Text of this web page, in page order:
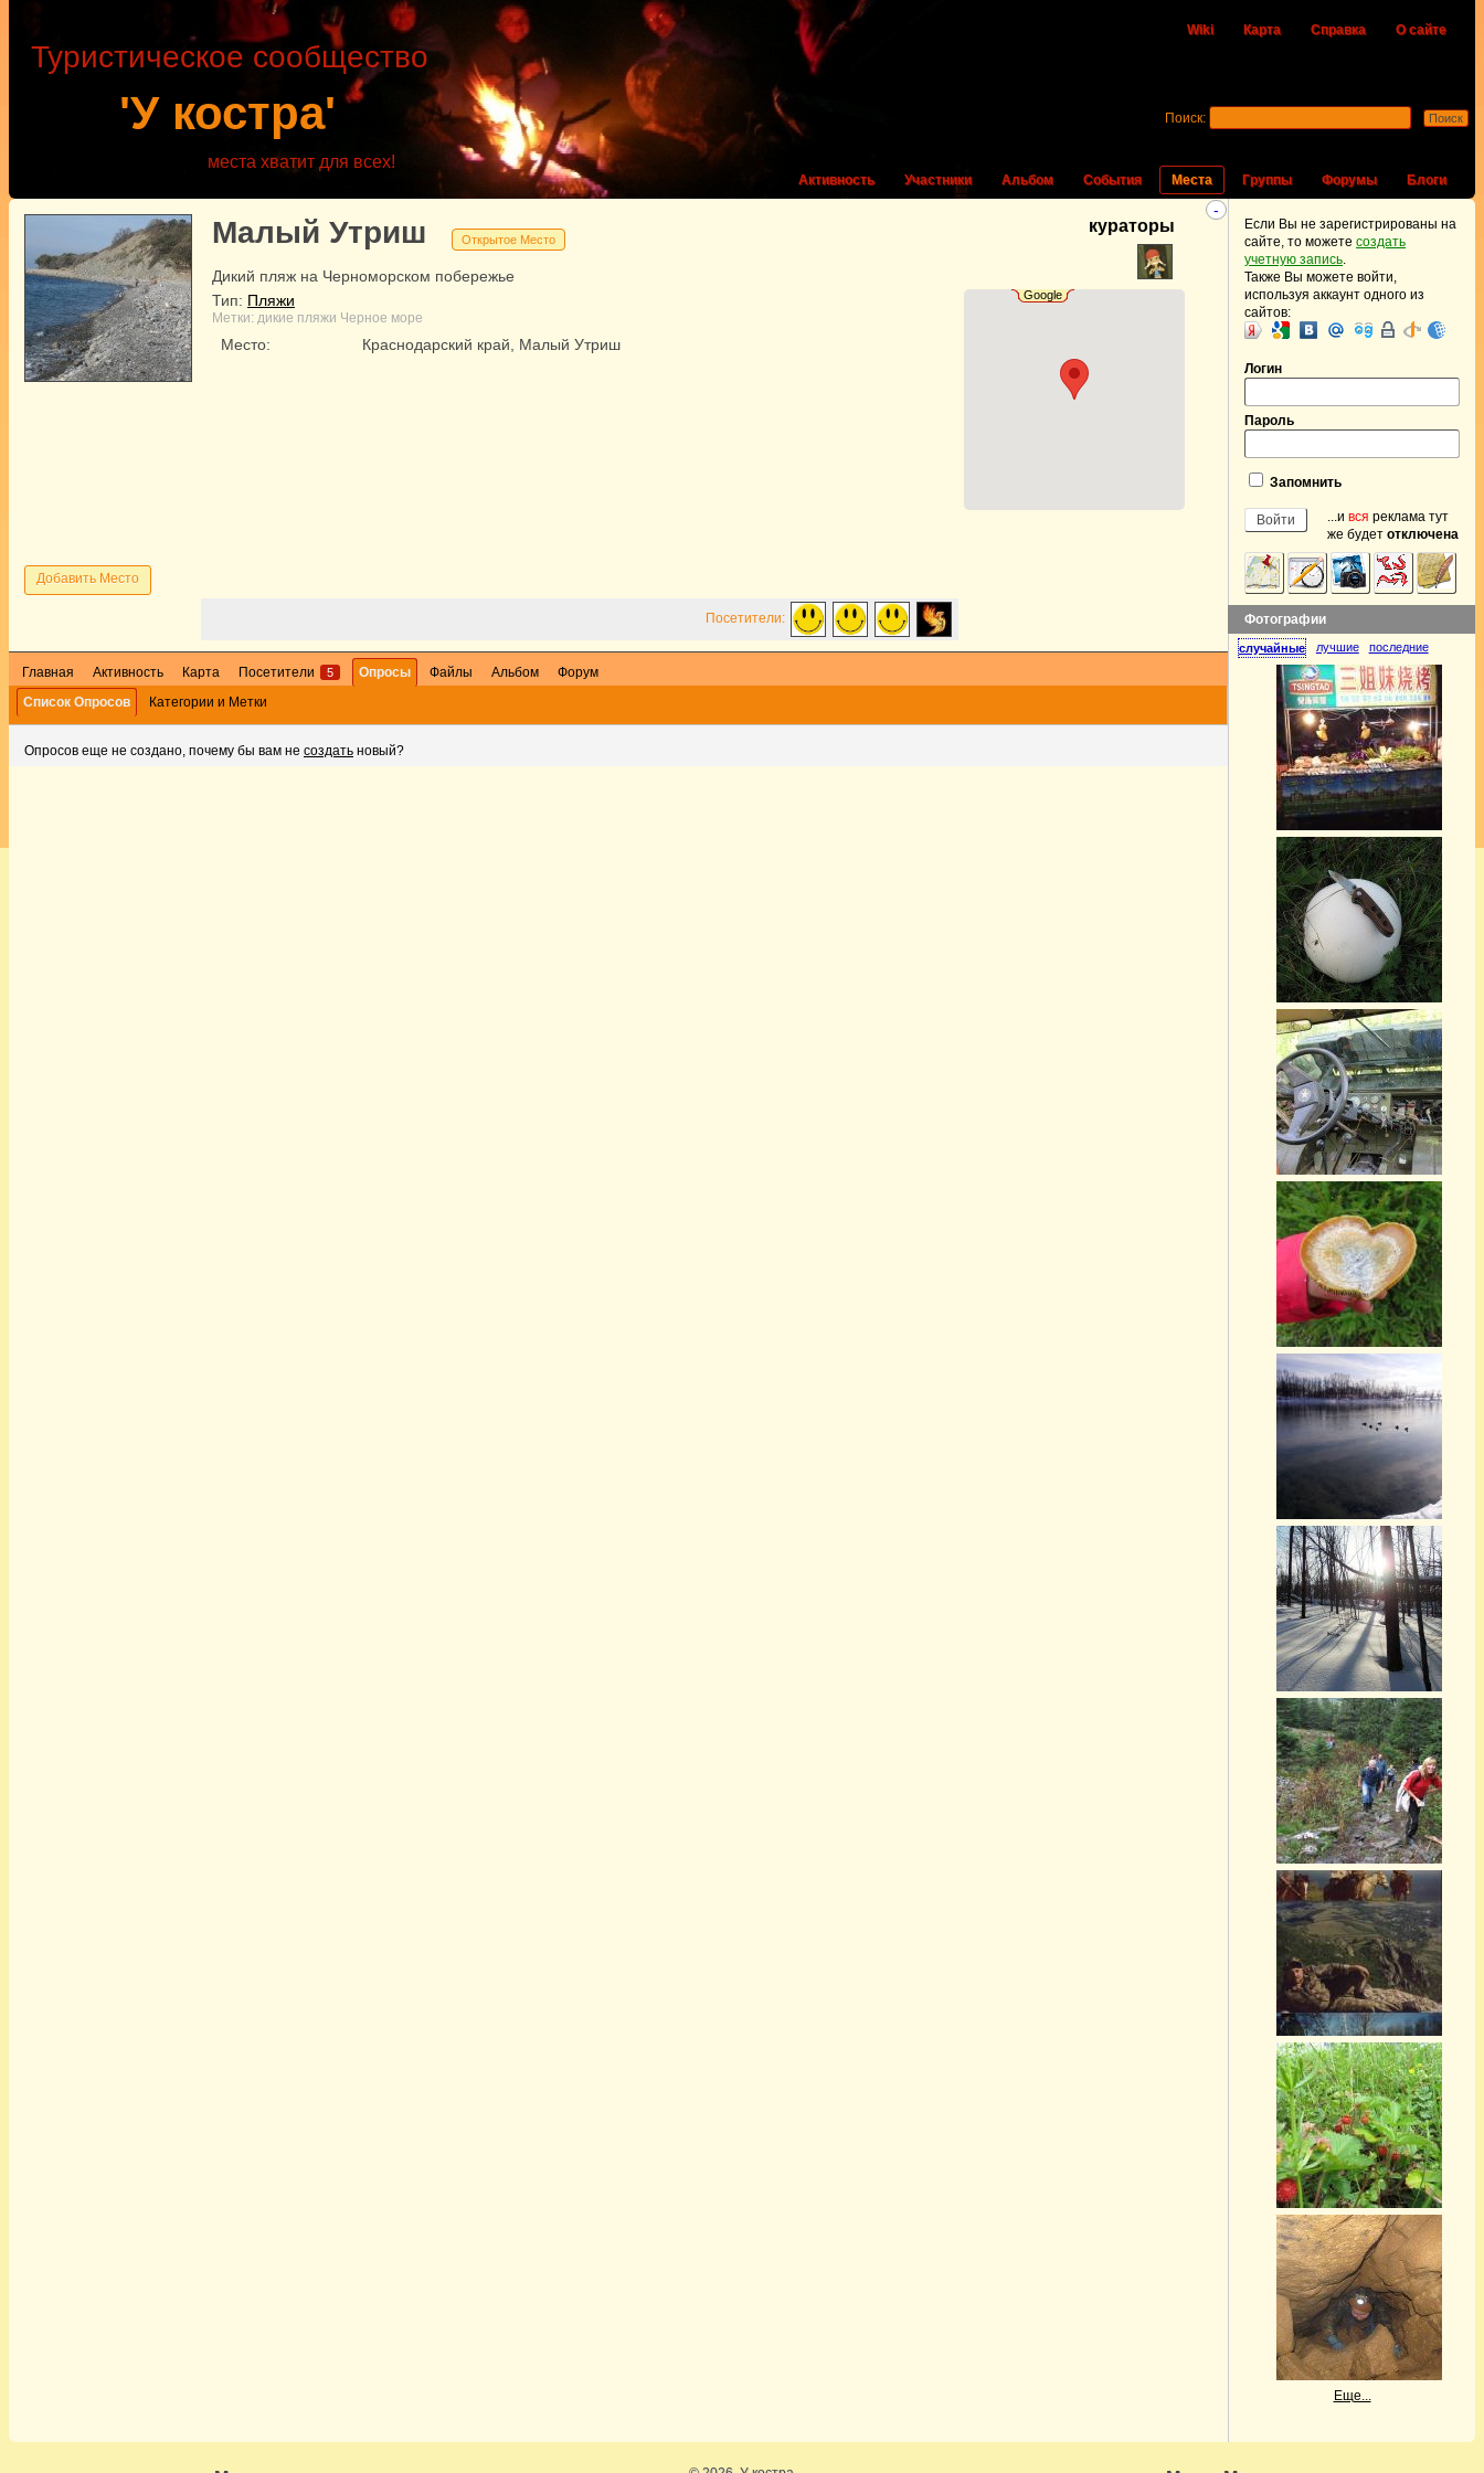
Wiki Карта Справка О сайте
'У костра'
Туристическое сообщество
места хватит для всех!
Активность Участники Альбом События Места Группы Форумы Блоги
Поиск:
-
кураторы
Google
Малый Утриш Открытое Место
Дикий пляж на Черноморском побережье
Тип: Пляжи
Метки: дикие пляжи Черное море
Место: Краснодарский край, Малый Утриш
Добавить Место
Посетители:
Главная Активность Карта Посетители 5 Опросы Файлы Альбом
Форум
Список Опросов
Категории и Метки
Опросов еще не создано, почему бы вам не создать новый?
Если Вы не зарегистрированы на
сайте, то можете создать
учетную запись.
Также Вы можете войти,
используя аккаунт одного из
сайтов:
Логин
Пароль
Запомнить
...и вся реклама тут
же будет отключена
Фотографии
случайные лучшие последние
Еще...